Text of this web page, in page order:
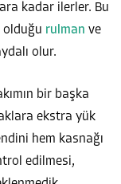
kadar ilerler. Bu
olduğu rulman ve
olur.
bir başka
ekstra yük
hem kasnağı
edilmesi,